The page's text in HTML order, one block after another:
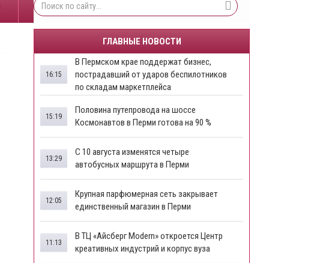
ГЛАВНЫЕ НОВОСТИ
​В Пермском крае поддержат бизнес,
пострадавший от ударов беспилотников
по складам маркетплейса
16:15
​Половина путепровода на шоссе
Космонавтов в Перми готова на 90 %
15:19
​С 10 августа изменятся четыре
автобусных маршрута в Перми
13:29
​Крупная парфюмерная сеть закрывает
единственный магазин в Перми
12:05
​В ТЦ «Айсберг Modern» откроется Центр
креативных индустрий и корпус вуза
11:13